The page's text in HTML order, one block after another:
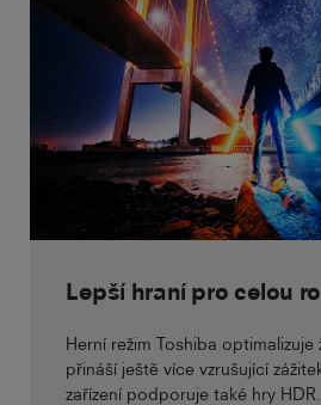
Lepší hraní pro celou
Herní režim Toshiba optimalizuje
přináší ještě více vzrušující
zařízení podporuje také hry HDR.